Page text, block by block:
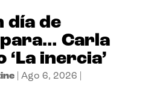
día de
Carla
inercia’
| Ago 6, 2026